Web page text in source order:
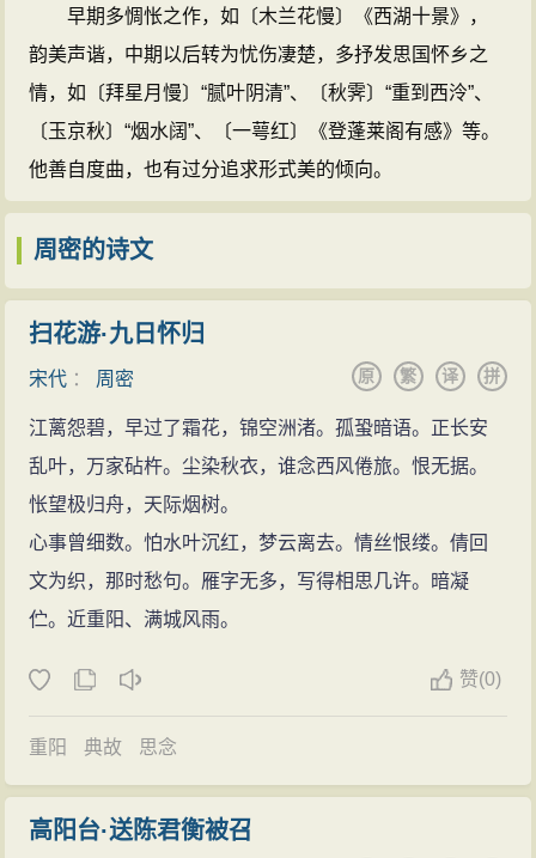
东野语》、《武林旧事》、《癸辛杂
识》、《志雅堂要杂钞》等杂著数十
早期多惆怅之作，如〔木兰花慢〕《西湖十景》，
韵美声谐，中期以后转为忧伤凄楚，多抒发思国怀乡之
情，如〔拜星月慢〕“腻叶阴清”、〔秋霁〕“重到西泠”、
〔玉京秋〕“烟水阔”、〔一萼红〕《登蓬莱阁有感》等。
他善自度曲，也有过分追求形式美的倾向。
周密的诗文
扫花游·九日怀归
宋代 ： 周密 拼
译
繁
原
江蓠怨碧，早过了霜花，锦空洲渚。孤蛩暗语。正长安
乱叶，万家砧杵。尘染秋衣，谁念西风倦旅。恨无据。
怅望极归舟，天际烟树。
心事曾细数。怕水叶沉红，梦云离去。情丝恨缕。倩回
文为织，那时愁句。雁字无多，写得相思几许。暗凝
伫。近重阳、满城风雨。
赞(0)
重阳 典故 思念
高阳台·送陈君衡被召